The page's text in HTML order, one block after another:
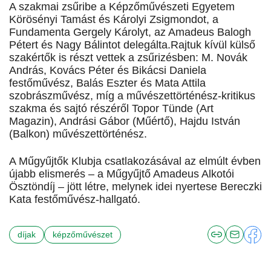
A szakmai zsűribe a Képzőművészeti Egyetem
Körösényi Tamást és Károlyi Zsigmondot, a
Fundamenta Gergely Károlyt, az Amadeus Balogh
Pétert és Nagy Bálintot delegálta.Rajtuk kívül külső
szakértők is részt vettek a zsűrizésben: M. Novák
András, Kovács Péter és Bikácsi Daniela
festőművész, Balás Eszter és Mata Attila
szobrászművész, míg a művészettörténész-kritikus
szakma és sajtó részéről Topor Tünde (Art
Magazin), Andrási Gábor (Műértő), Hajdu István
(Balkon) művészettörténész.
A Műgyűjtők Klubja csatlakozásával az elmúlt évben
újabb elismerés – a Műgyűjtő Amadeus Alkotói
Ösztöndíj – jött létre, melynek idei nyertese Bereczki
Kata festőművész-hallgató.
díjak képzőművészet